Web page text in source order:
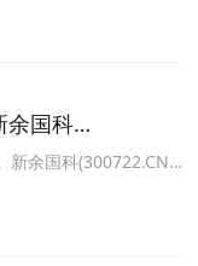
(601698.CN)跌
报65.65元，航天
余国科
新余国科(300722.CN)
(600879.CN)跌
报98.02元，星网